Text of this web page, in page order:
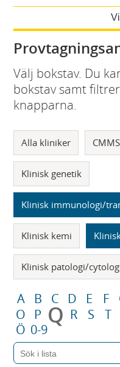
Välj bokstav. Du
bokstav samt
knapparna.
Alla kliniker CMMS
Klinisk genetik
Klinisk immunologi/
Klinisk kemi
Klinisk patologi/
A B C D E F
O
P Q R S T
Ö 0-9